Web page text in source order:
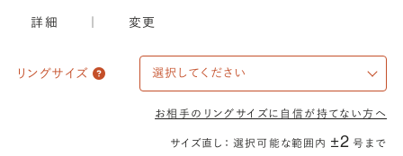
詳細 変更
リングサイズ
お相手のリングサイズに自信が持てない方へ
サイズ直し： 選択可能な範囲内 ±2 号まで